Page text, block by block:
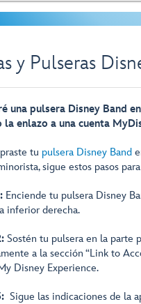
y Pulseras
una pulsera Disney Band
la enlazo a una cuenta
tu pulsera Disney Band
sigue estos pasos
Enciende tu pulsera Disney
inferior derecha.
Sostén tu pulsera en la
a la sección “Link to
Disney Experience.
Sigue las indicaciones de la